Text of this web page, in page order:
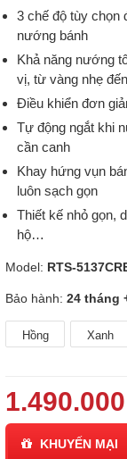
3 chế độ tùy chọn
nướng bánh
Khả năng nướng
vị, từ vàng nhẹ
Điều khiển đơn
Tự động ngắt khi
cần canh
Khay hứng vụn
luôn sạch gọn
Thiết kế nhỏ gọn,
hộ…
Model: RTS-
Bảo hành: 24 tháng
Hồng Xanh
KHUYẾN MẠI